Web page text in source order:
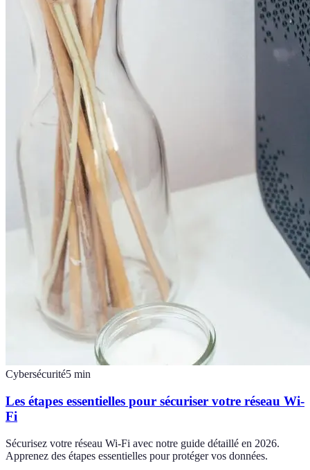
Cybersécurité5 min
Les étapes essentielles pour sécuriser votre réseau Wi-
Fi
Sécurisez votre réseau Wi-Fi avec notre guide détaillé en 2026.
Apprenez des étapes essentielles pour protéger vos données.